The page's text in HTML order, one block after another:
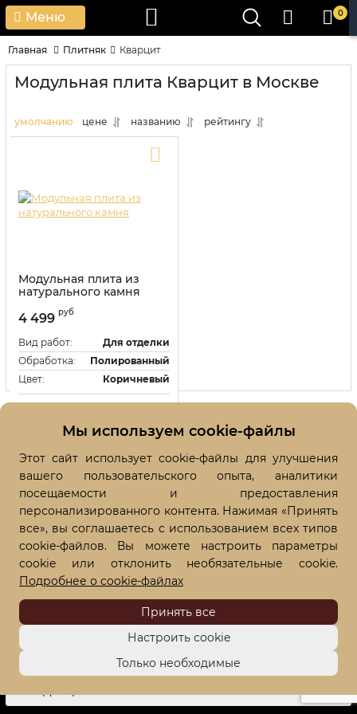
Меню 0
Главная Плитняк Кварцит
Модульная плита Кварцит в Москве
умолчанию цене названию рейтингу
Модульная плита из
натурального камня
4 499 руб
Вид работ:
Для отделки
Обработка:
Полированный
Цвет:
Коричневый
О НАС
Мы используем cookie-файлы
Этот сайт использует cookie-файлы для улучшения
вашего пользовательского опыта, аналитики
посещаемости и предоставления
персонализированного контента. Нажимая «Принять
все», вы соглашаетесь с использованием всех типов
cookie-файлов. Вы можете настроить параметры
cookie или отклонить необязательные cookie.
Подробнее о cookie-файлах
Принять все
Настроить cookie
Только необходимые